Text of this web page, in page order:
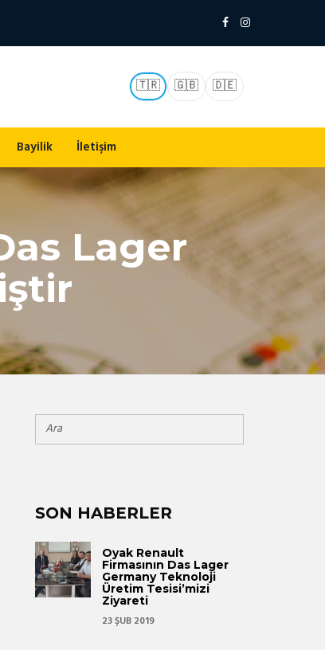
🇹🇷 🇬🇧 🇩🇪
Bayilik İletişim
Lager
SON HABERLER
Oyak Renault
Firmasının Das Lager
Germany Teknoloji
Üretim Tesisi’mizi
Ziyareti
23 ŞUB 2019